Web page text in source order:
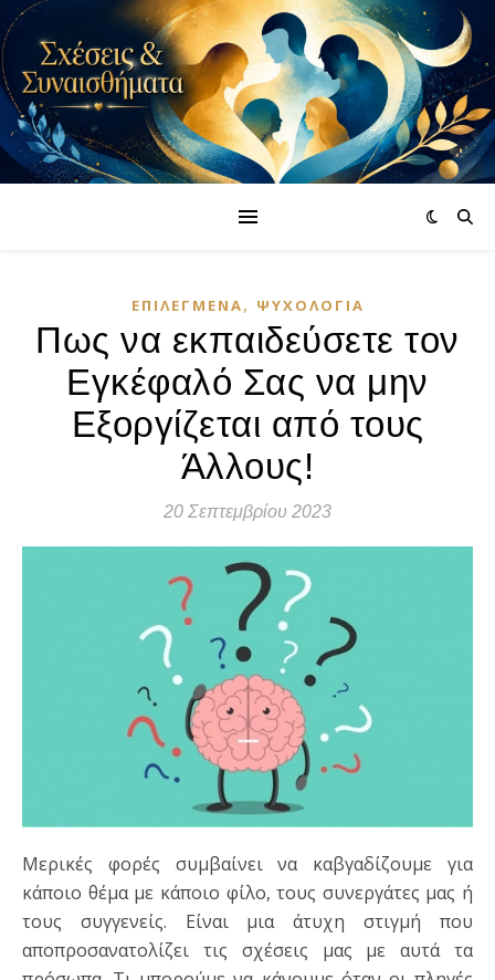
ΕΠΙΛΕΓΜΈΝΑ, ΨΥΧΟΛΟΓΊΑ
Πως να εκπαιδεύσετε τον
Εγκέφαλό Σας να μην
Εξοργίζεται από τους
Άλλους!
20 Σεπτεμβρίου 2023
Μερικές φορές συμβαίνει να καβγαδίζουμε για
κάποιο θέμα με κάποιο φίλο, τους συνεργάτες μας ή
τους συγγενείς. Είναι μια άτυχη στιγμή που
αποπροσανατολίζει τις σχέσεις μας με αυτά τα